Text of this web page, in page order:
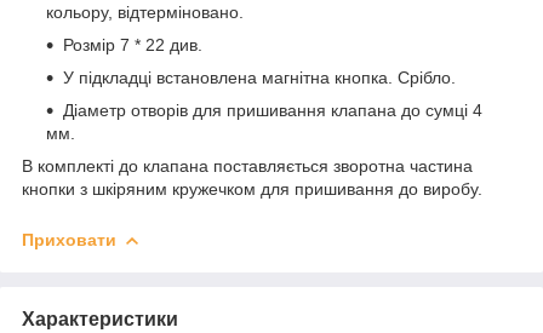
кольору, відтерміновано.
Розмір 7 * 22 див.
У підкладці встановлена магнітна кнопка. Срібло.
Діаметр отворів для пришивання клапана до сумці 4
мм.
В комплекті до клапана поставляється зворотна частина
кнопки з шкіряним кружечком для пришивання до виробу.
Приховати
Характеристики